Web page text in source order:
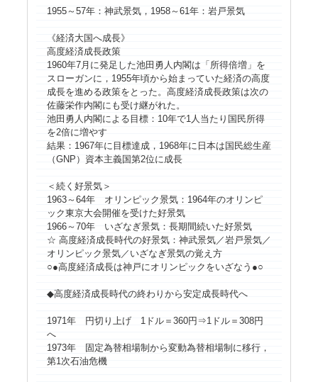
1955～57年：神武景気，1958～61年：岩戸景気
《経済大国へ成長》
高度経済成長政策
1960年7月に発足した池田勇人内閣は「所得倍増」を
スローガンに，1955年頃から始まっていた経済の高度
成長を進める政策をとった。高度経済成長政策は次の
佐藤栄作内閣にも受け継がれた。
池田勇人内閣による目標：10年で1人当たり国民所得
を2倍に増やす
結果：1967年に目標達成，1968年に日本は国民総生産
（GNP）資本主義国第2位に成長
＜続く好景気＞
1963～64年 オリンピック景気：1964年のオリンピ
ック東京大会開催を受けた好景気
1966～70年 いざなぎ景気：長期間続いた好景気
☆ 高度経済成長時代の好景気：神武景気／岩戸景気／
オリンピック景気／いざなぎ景気の覚え方
○●高度経済成長は神戸にオリンピックをいざなう●○
◆高度経済成長時代の終わりから安定成長時代へ
1971年 円切り上げ 1ドル＝360円⇒1ドル＝308円
へ
1973年 固定為替相場制から変動為替相場制に移行，
第1次石油危機